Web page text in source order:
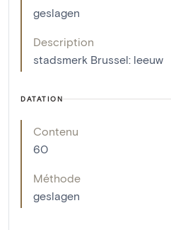
geslagen
Description
stadsmerk Brussel: leeuw
DATATION
Contenu
60
Méthode
geslagen